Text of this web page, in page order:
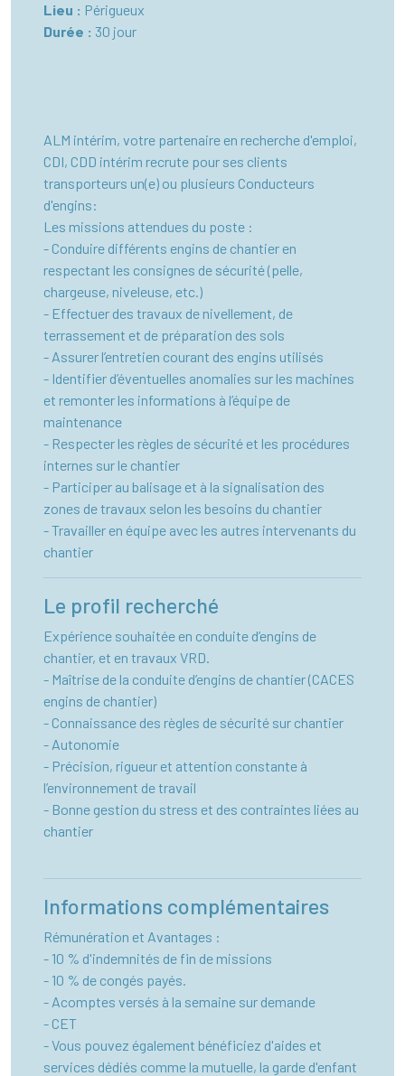
Lieu : Périgueux
Durée : 30 jour
ALM intérim, votre partenaire en recherche d'emploi,
CDI, CDD intérim recrute pour ses clients
transporteurs un(e) ou plusieurs Conducteurs
d'engins:
Les missions attendues du poste :
- Conduire différents engins de chantier en
respectant les consignes de sécurité (pelle,
chargeuse, niveleuse, etc.)
- Effectuer des travaux de nivellement, de
terrassement et de préparation des sols
- Assurer l’entretien courant des engins utilisés
- Identifier d’éventuelles anomalies sur les machines
et remonter les informations à l’équipe de
maintenance
- Respecter les règles de sécurité et les procédures
internes sur le chantier
- Participer au balisage et à la signalisation des
zones de travaux selon les besoins du chantier
- Travailler en équipe avec les autres intervenants du
chantier
Le profil recherché
Expérience souhaitée en conduite d’engins de
chantier, et en travaux VRD.
- Maîtrise de la conduite d’engins de chantier (CACES
engins de chantier)
- Connaissance des règles de sécurité sur chantier
- Autonomie
- Précision, rigueur et attention constante à
l’environnement de travail
- Bonne gestion du stress et des contraintes liées au
chantier
Informations complémentaires
Rémunération et Avantages :
- 10 % d'indemnités de fin de missions
- 10 % de congés payés.
- Acomptes versés à la semaine sur demande
- CET
- Vous pouvez également bénéficiez d'aides et
services dédiés comme la mutuelle, la garde d'enfant